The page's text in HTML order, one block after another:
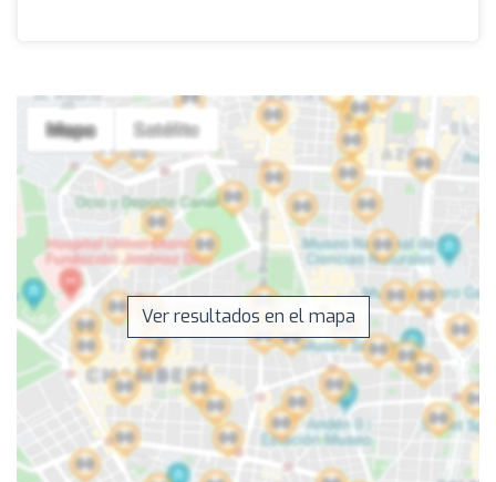
Ver resultados en el mapa